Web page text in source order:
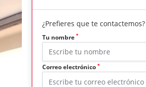
¿Prefieres que te contactemos?
Tu nombre *
Correo electrónico *